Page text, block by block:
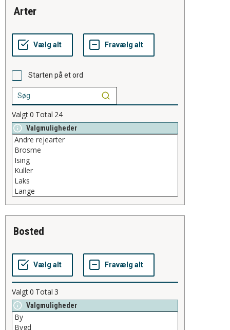
arter
Starten på et ord
Valgt0 Total 24
Valgmuligheder
bosted
Valgt0 Total 3
Valgmuligheder